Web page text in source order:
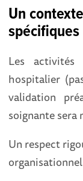
Un
spécifiques
Les
hospitalier
validation
soignante sera
Un respect